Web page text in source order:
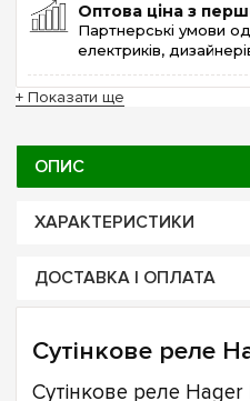
Оптова ціна з
Партнерські умови
електриків,
+ Показати ще
ОПИС
ХАРАКТЕРИСТИКИ
ДОСТАВКА І ОПЛАТА
Сутінкове реле
Сутінкове реле